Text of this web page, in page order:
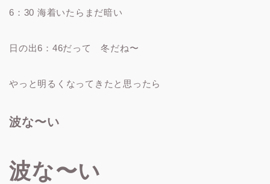
6：30 海着いたらまだ暗い
日の出6：46だって 冬だね〜
やっと明るくなってきたと思ったら
波な〜い
波な〜い